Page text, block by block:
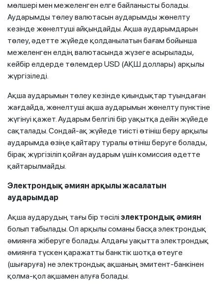
мөлшері мен межеленген елге байланысты болады.
Аударымды төлеу валютасын аударымды жөнелту
кезінде жөнелтуші айқындайды. Ақша аударымдарын
төлеу, әдетте жүйеде қолданылатын бағам бойынша
межеленген елдің валютасында жүзеге асырылады,
кейбір елдерде төлемдер USD (АҚШ доллары) арқылы
жүргізіледі.
Ақша аударымын төлеу кезінде қиындықтар туындаған
жағдайда, жөнелтуші ақша аударымын жөнелту пунктіне
жүгінуі қажет. Аударым белгілі бір уақытқа дейін жүйеде
сақталады. Сондай-ақ жүйеде тиісті өтініш беру арқылы
аударымда өзіңе қайтару туралы өтініш беруге болады,
бірақ жүргізіліп қойған аударым үшін комиссия әдетте
қайтарылмайды.
Электрондық әмиян арқылы жасалатын
аударымдар
Ақша аударудың тағы бір тәсіліэлектрондық әмиян
болып табылады. Ол арқылы соманы басқа электрондық
әмиянға жіберуге болады. Алдағы уақытта электрондық
әмиянға түскен қаражатты банктік шотқа өтеуге
(шығаруға) не электрондық ақшаның эмитент-банкінен
қолма-қол ақшамен алуға болады.